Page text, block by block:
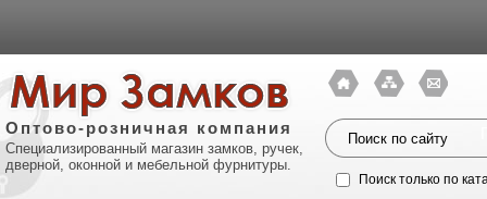
Оптово-розничная компания
Специализированный магазин замков, ручек,
дверной, оконной и мебельной фурнитуры.
Поиск только по